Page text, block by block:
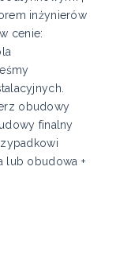
inżynierów
cenie:
obudowy
finalny
lub obudowa +